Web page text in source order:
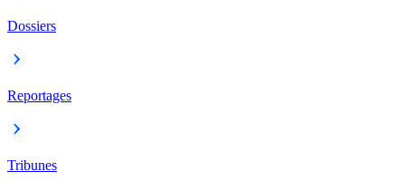
Dossiers
Reportages
Tribunes